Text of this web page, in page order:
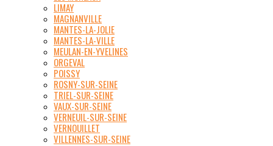
LIMAY
MAGNANVILLE
MANTES-LA-JOLIE
MANTES-LA-VILLE
MEULAN-EN-YVELINES
ORGEVAL
POISSY
ROSNY-SUR-SEINE
TRIEL-SUR-SEINE
VAUX-SUR-SEINE
VERNEUIL-SUR-SEINE
VERNOUILLET
VILLENNES-SUR-SEINE